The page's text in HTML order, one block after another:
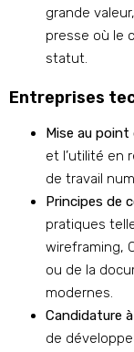
grande
presse où le
statut.
Entreprises
Mise au
et l’utilité en
de travail
Principes de
pratiques
wireframing,
ou de la
modernes.
Candidature
de